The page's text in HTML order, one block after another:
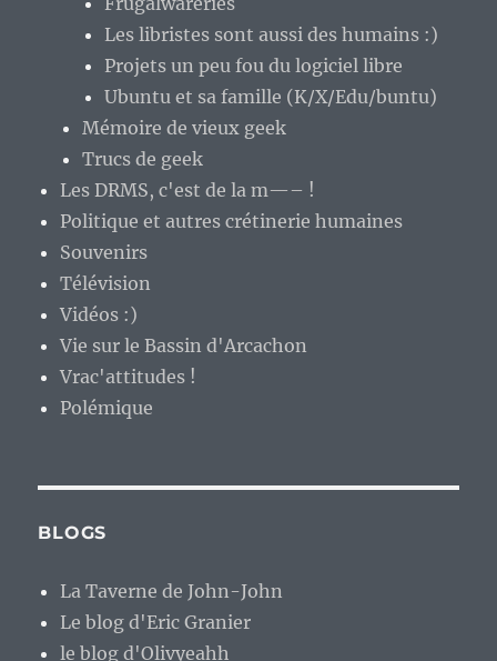
Les libristes sont aussi des humains :)
Projets un peu fou du logiciel libre
Ubuntu et sa famille (K/X/Edu/buntu)
Mémoire de vieux geek
Trucs de geek
Les DRMS, c'est de la m—– !
Politique et autres crétinerie humaines
Souvenirs
Télévision
Vidéos :)
Vie sur le Bassin d'Arcachon
Vrac'attitudes !
Polémique
BLOGS
La Taverne de John-John
Le blog d'Eric Granier
le blog d'Olivyeahh